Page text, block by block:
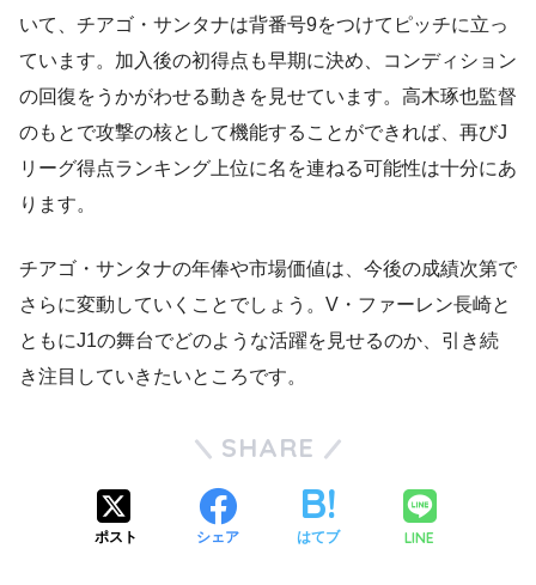
いて、チアゴ・サンタナは背番号9をつけてピッチに立っ
ています。加入後の初得点も早期に決め、コンディション
の回復をうかがわせる動きを見せています。高木琢也監督
のもとで攻撃の核として機能することができれば、再びJ
リーグ得点ランキング上位に名を連ねる可能性は十分にあ
ります。
チアゴ・サンタナの年俸や市場価値は、今後の成績次第で
さらに変動していくことでしょう。V・ファーレン長崎と
ともにJ1の舞台でどのような活躍を見せるのか、引き続
き注目していきたいところです。
SHARE
ポスト シェア はてブ LINE